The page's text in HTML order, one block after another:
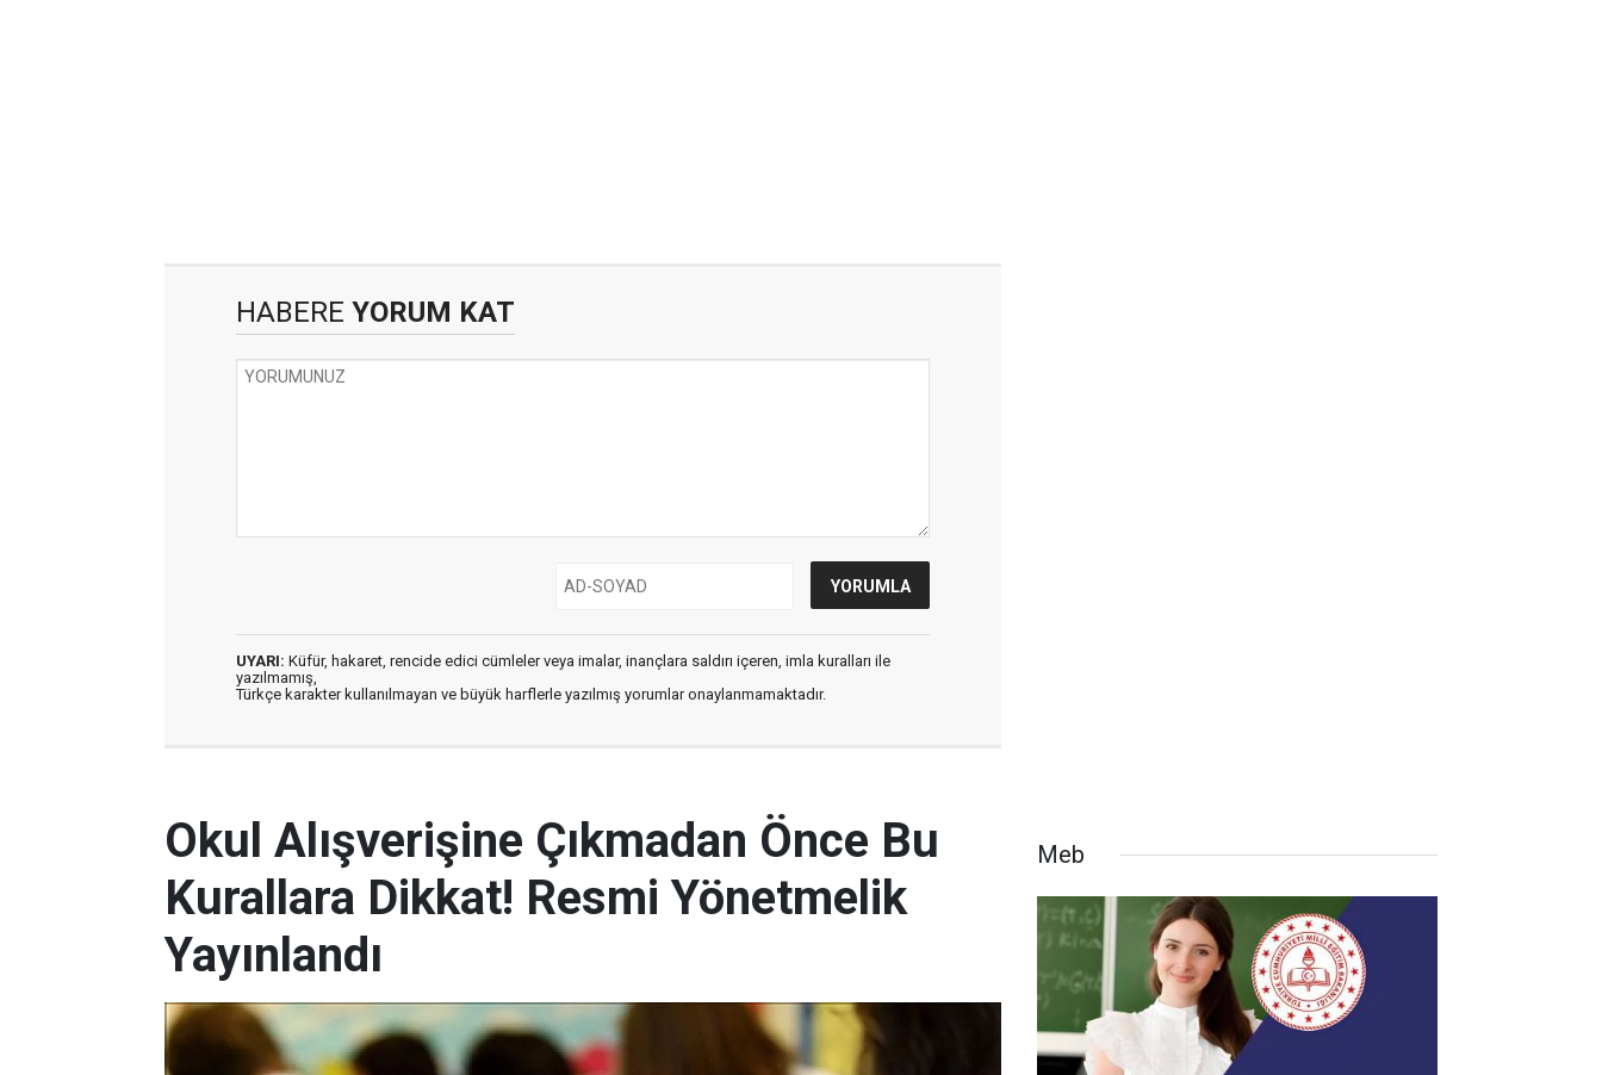
HABERE YORUM KAT
UYARI: Küfür, hakaret, rencide edici cümleler veya imalar, inançlara saldırı içeren, imla kuralları ile
yazılmamış,
Türkçe karakter kullanılmayan ve büyük harflerle yazılmış yorumlar onaylanmamaktadır.
Okul Alışverişine Çıkmadan Önce Bu
Kurallara Dikkat! Resmi Yönetmelik
Yayınlandı
Meb